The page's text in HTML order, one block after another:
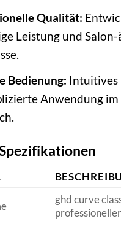
Qualität:
Leistung und
Bedienung: Intuitives
Anwendung
ghd curve